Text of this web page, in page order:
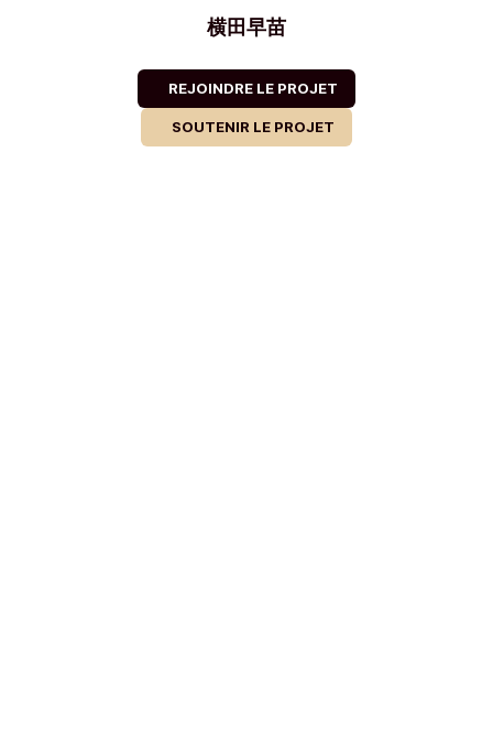
横田早苗
REJOINDRE LE PROJET
SOUTENIR LE PROJET